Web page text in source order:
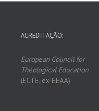
ACREDITAÇÃO:
European Council for
Theological Education
(ECTE, ex-EEAA)